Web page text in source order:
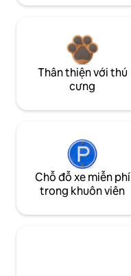
Thân thiện với thú
cưng
Chỗ đỗ xe miễn phí
trong khuôn viên